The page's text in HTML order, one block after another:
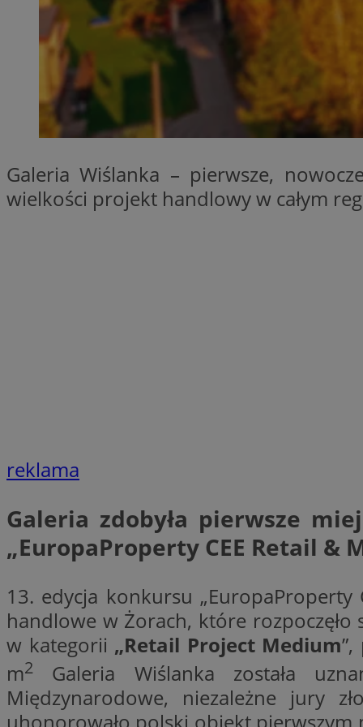
Galeria Wiślanka – pierwsze,
wielkości projekt handlowy w całym
reklama
Galeria zdobyła pierwsze
„EuropaProperty CEE Retail &
13. edycja konkursu „EuropaProperty
handlowe w Żorach, które rozpoczęło
w kategorii „Retail Project Medium
m2
Galeria Wiślanka została
Międzynarodowe, niezależne jury
uhonorowało polski obiekt pierwszym
MvSessID
suid
INGRESSCOOKIE
_ga_L2744325BY
_ga
Nazwa
tt_viewer
DSID
ADKUID
__mguid_